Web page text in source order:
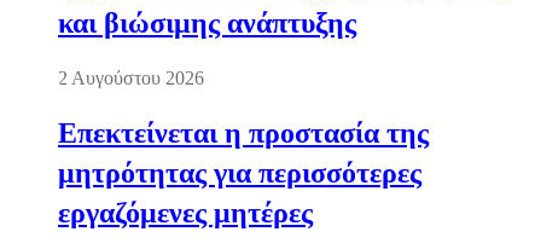
και βιώσιμης ανάπτυξης
2 Αυγούστου 2026
Επεκτείνεται η προστασία της
μητρότητας για περισσότερες
εργαζόμενες μητέρες